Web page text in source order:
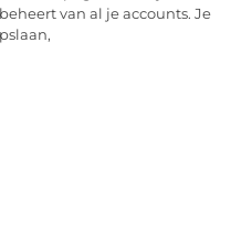
van al je accounts. Je